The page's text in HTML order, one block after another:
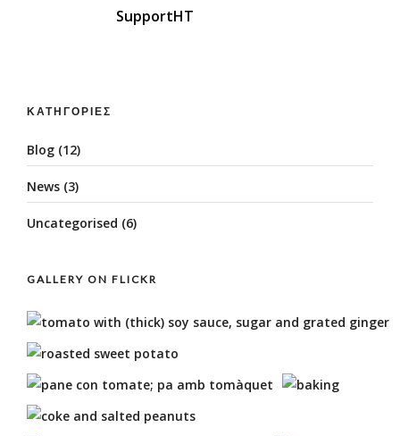
SupportHT
ΚΑΤΗΓΟΡΊΕΣ
Blog (12)
News (3)
Uncategorised (6)
GALLERY ON FLICKR